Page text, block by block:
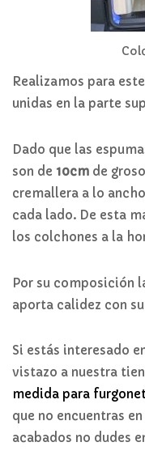
Realizamos para este
unidas en la parte
Dado que las
son de 10cm de
cremallera a lo
cada lado. De esta
los colchones a la
Por su composición
aporta calidez con
Si estás interesado
vistazo a nuestra
medida para
que no encuentras
acabados no dudes